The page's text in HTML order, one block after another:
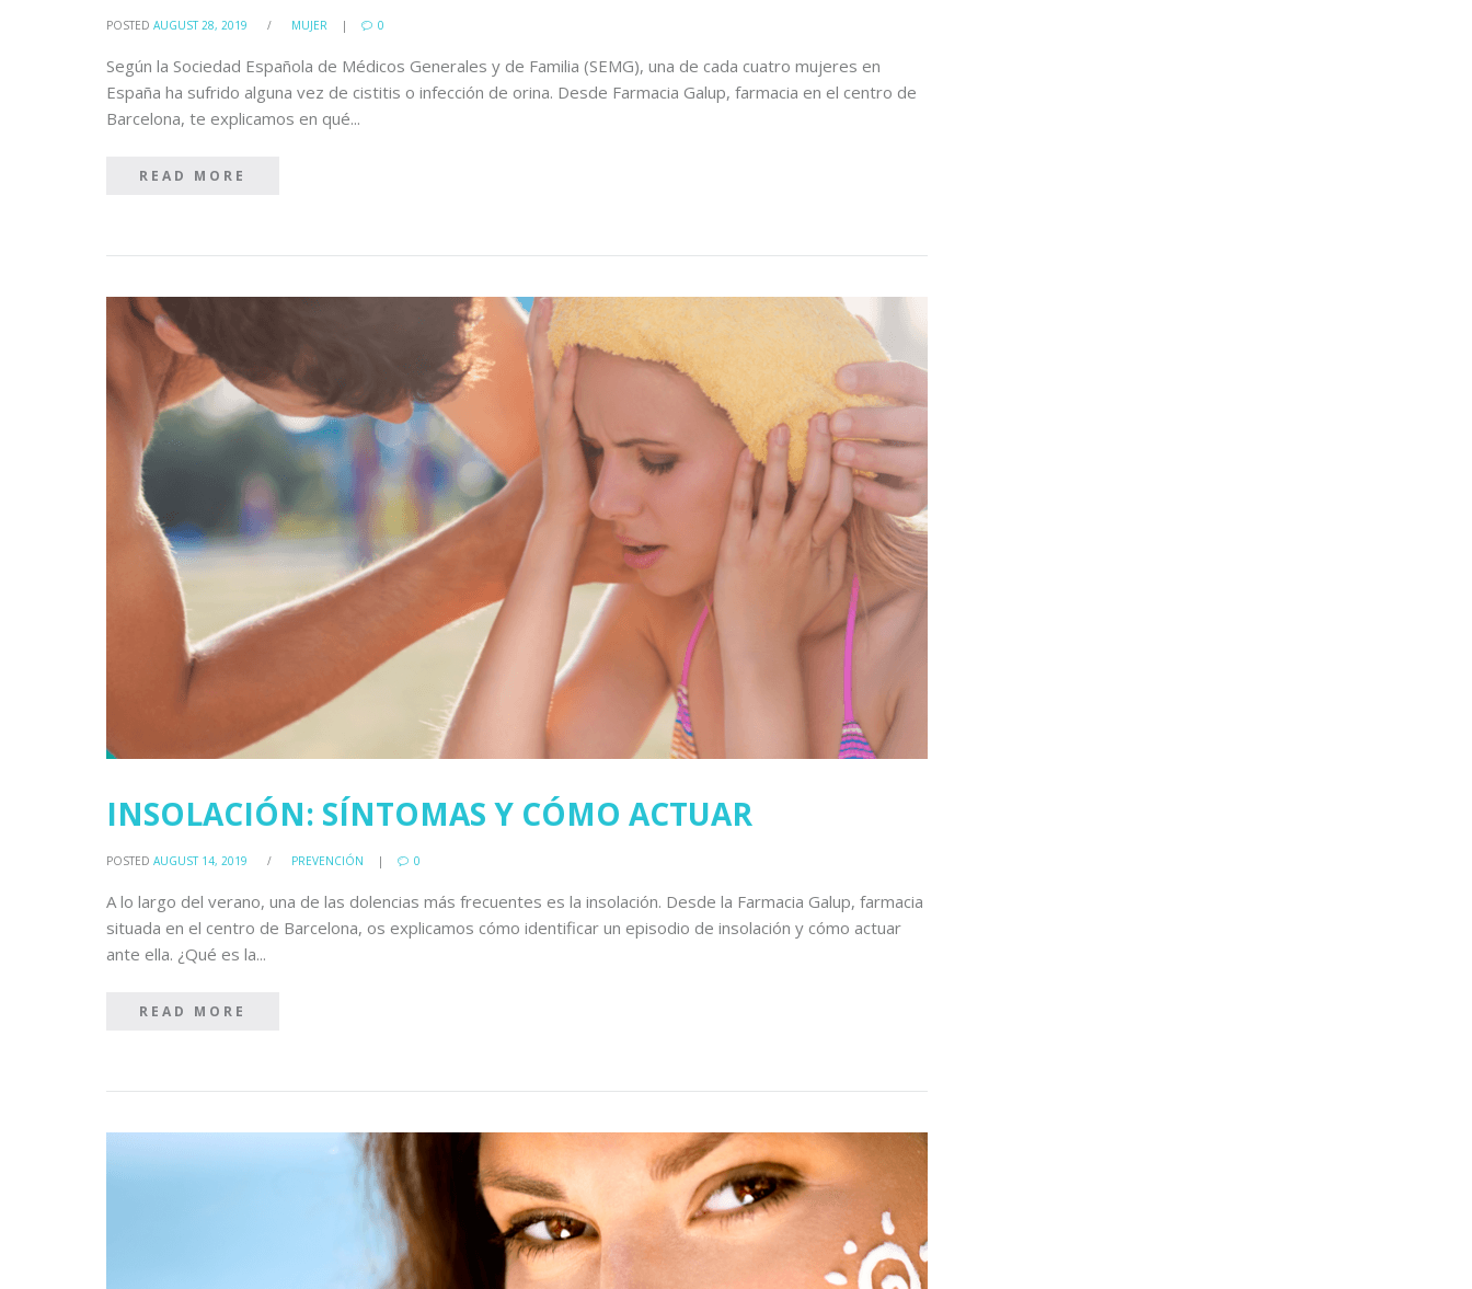
POSTED AUGUST 28, 2019 / MUJER 0
Según la Sociedad Española de Médicos Generales y de Familia (SEMG), una de cada cuatro mujeres en
España ha sufrido alguna vez de cistitis o infección de orina. Desde Farmacia Galup, farmacia en el centro de
Barcelona, te explicamos en qué...
READ MORE
INSOLACIÓN: SÍNTOMAS Y CÓMO ACTUAR
POSTED AUGUST 14, 2019 / PREVENCIÓN 0
A lo largo del verano, una de las dolencias más frecuentes es la insolación. Desde la Farmacia Galup, farmacia
situada en el centro de Barcelona, os explicamos cómo identificar un episodio de insolación y cómo actuar
ante ella. ¿Qué es la...
READ MORE